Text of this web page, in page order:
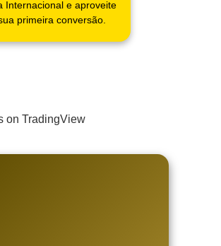
Internacional e aproveite
primeira conversão.
on TradingView